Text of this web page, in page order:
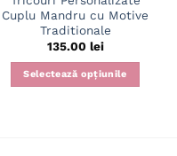
Cuplu Mandru cu Motive
Traditionale
135.00 lei
Selectează opțiunile